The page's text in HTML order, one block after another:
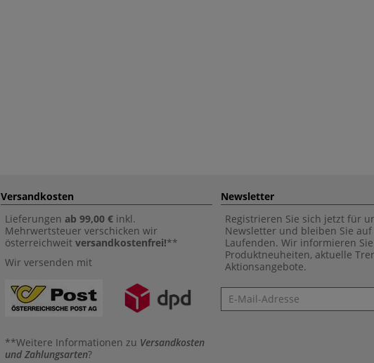
Versandkosten
Lieferungen ab 99,00 € inkl.
Mehrwertsteuer verschicken wir
österreichweit versandkostenfrei!**
Wir versenden mit
**Weitere Informationen zu Versandkosten
und Zahlungsarten?
Newsletter
Registrieren Sie sich jetzt für
Newsletter und bleiben Sie
Laufenden. Wir informieren
Produktneuheiten, aktuelle
Aktionsangebote.
Newsletter